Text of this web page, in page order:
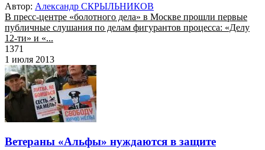
Автор: Александр СКРЫЛЬНИКОВ
В пресс-центре «болотного дела» в Москве прошли первые
публичные слушания по делам фигурантов процесса: «Делу
12-ти» и «...
1371
1 июля 2013
Ветераны «Альфы» нуждаются в защите